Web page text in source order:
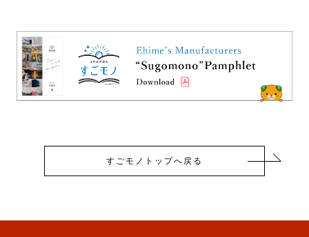
すごモノトップへ戻る